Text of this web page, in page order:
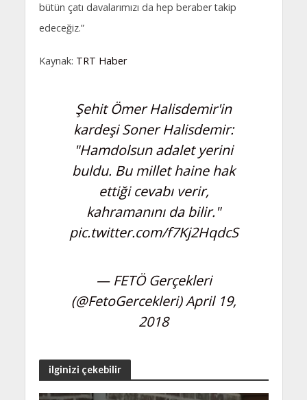
bütün çatı davalarımızı da hep beraber takip
edeceğiz.”
Kaynak: TRT Haber
Şehit Ömer Halisdemir'in
kardeşi Soner Halisdemir:
"Hamdolsun adalet yerini
buldu. Bu millet haine hak
ettiği cevabı verir,
kahramanını da bilir."
pic.twitter.com/f7Kj2HqdcS
— FETÖ Gerçekleri
(@FetoGercekleri)April 19,
2018
ilginizi çekebilir